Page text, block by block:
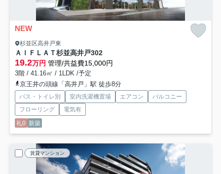
NEW
杉並区高井戸東
ＡＩＦＬＡＴ杉並高井戸302
19.2万円 管理/共益費15,000円
3階 / 41.16㎡ / 1LDK /予定
京王井の頭線「高井戸」駅 徒歩8分
バス・トイレ別 室内洗濯機置場 エアコン
バルコニー
フローリング
電気有
礼0 新築
賃貸マンション